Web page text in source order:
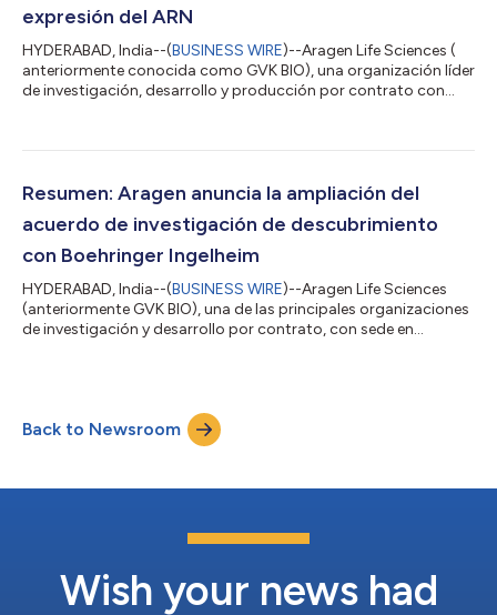
expresión del ARN
HYDERABAD, India--(BUSINESS WIRE)--Aragen Life Sciences (
anteriormente conocida como GVK BIO), una organización líder
de investigación, desarrollo y producción por contrato con
de terapias de pequeñas moléculas que corrigen la expresión
Aragen proveerá a Skyhawk diversas soluciones de
descubrimiento de química y servicios...
Resumen: Aragen anuncia la ampliación del
acuerdo de investigación de descubrimiento
con Boehringer Ingelheim
HYDERABAD, India--(BUSINESS WIRE)--Aragen Life Sciences
(anteriormente GVK BIO), una de las principales organizaciones
de investigación y desarrollo por contrato, con sede en
Boehringer Ingelheim. Esta asociación preferente permite a
Boehringer Ingelheim, empresa farmacéutica líder en
investigación, incorporar varios e...
Back to Newsroom
Wish your news had